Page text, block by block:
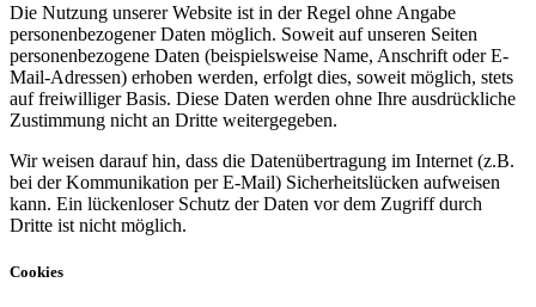
Die Nutzung unserer Website ist in der Regel ohne Angabe
personenbezogener Daten möglich. Soweit auf unseren Seiten
personenbezogene Daten (beispielsweise Name, Anschrift oder E-
Mail-Adressen) erhoben werden, erfolgt dies, soweit möglich, stets
auf freiwilliger Basis. Diese Daten werden ohne Ihre ausdrückliche
Zustimmung nicht an Dritte weitergegeben.
Wir weisen darauf hin, dass die Datenübertragung im Internet (z.B.
bei der Kommunikation per E-Mail) Sicherheitslücken aufweisen
kann. Ein lückenloser Schutz der Daten vor dem Zugriff durch
Dritte ist nicht möglich.
Cookies